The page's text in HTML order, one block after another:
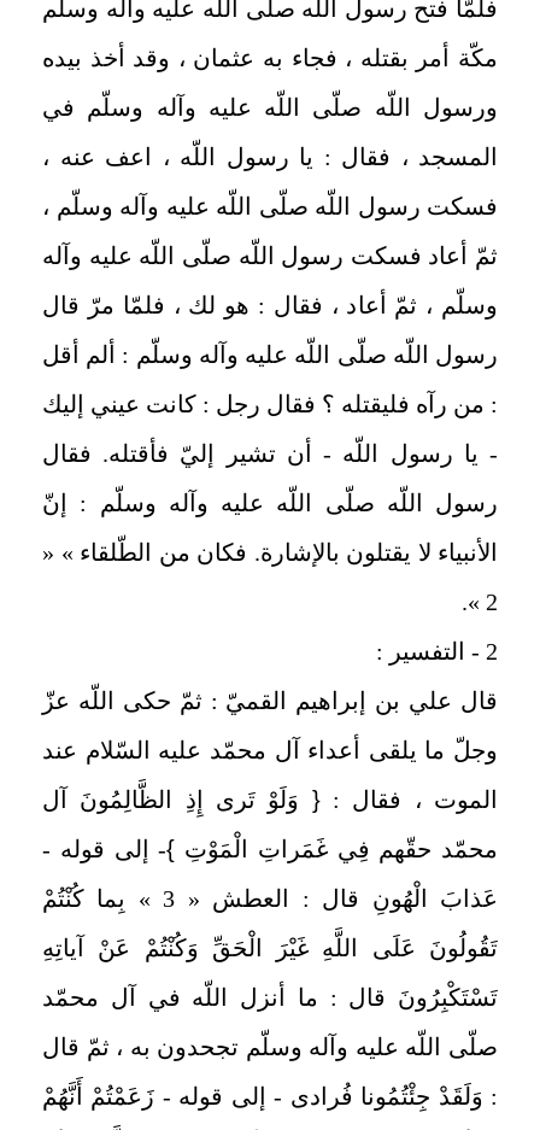
فلمّا فتح رسول اللّه صلّى اللّه عليه وآله وسلّم
مكّة أمر بقتله ، فجاء به عثمان ، وقد أخذ بيده
ورسول اللّه صلّى اللّه عليه وآله وسلّم في
المسجد ، فقال : يا رسول اللّه ، اعف عنه ،
فسكت رسول اللّه صلّى اللّه عليه وآله وسلّم ،
ثمّ أعاد فسكت رسول اللّه صلّى اللّه عليه وآله
وسلّم ، ثمّ أعاد ، فقال : هو لك ، فلمّا مرّ قال
رسول اللّه صلّى اللّه عليه وآله وسلّم : ألم أقل
: من رآه فليقتله ؟ فقال رجل : كانت عيني إليك
- يا رسول اللّه - أن تشير إليّ فأقتله. فقال
رسول اللّه صلّى اللّه عليه وآله وسلّم : إنّ
الأنبياء لا يقتلون بالإشارة. فكان من الطّلقاء » «
2 ».
2 - التفسير :
قال علي بن إبراهيم القميّ : ثمّ حكى اللّه عزّ
وجلّ ما يلقى أعداء آل محمّد عليه السّلام عند
الموت ، فقال :{ وَلَوْ تَرى إِذِ الظَّالِمُونَ آل
محمّد حقّهم فِي غَمَراتِ الْمَوْتِ }- إلى قوله -
عَذابَ الْهُونِ قال : العطش « 3 » بِما كُنْتُمْ
تَقُولُونَ عَلَى اللَّهِ غَيْرَ الْحَقِّ وَكُنْتُمْ عَنْ آياتِهِ
تَسْتَكْبِرُونَ قال : ما أنزل اللّه في آل محمّد
صلّى اللّه عليه وآله وسلّم تجحدون به ، ثمّ قال
: وَلَقَدْ جِئْتُمُونا فُرادى - إلى قوله - زَعَمْتُمْ أَنَّهُمْ